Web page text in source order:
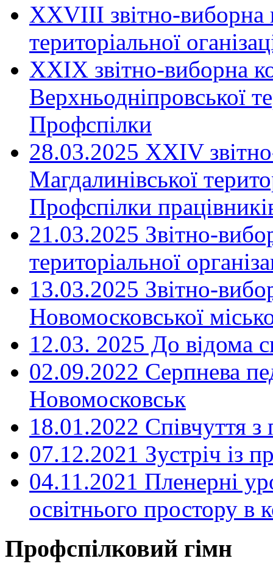
ХХVIII звітно-виборна
територіальної
XXIX звітно-виборна
Верхньодніпровської
Профспілки
28.03.2025 ХХІV
Магдалинівської
Профспілки
21.03.2025 Звітно-
територіальної
13.03.2025 Звітно-
Новомосковської
12.03. 2025 До відома
02.09.2022 Серпнева
Новомосковськ
18.01.2022 Співчуття з
07.12.2021 Зустріч із
04.11.2021 Пленерні
освітнього простору
Профспілковий гімн